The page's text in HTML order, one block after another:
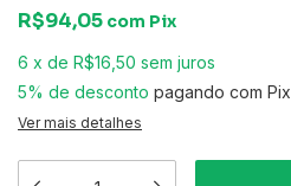
R$94,05 com Pix
6 x de R$16,50 sem juros
5% de desconto pagando com Pix
Ver mais detalhes